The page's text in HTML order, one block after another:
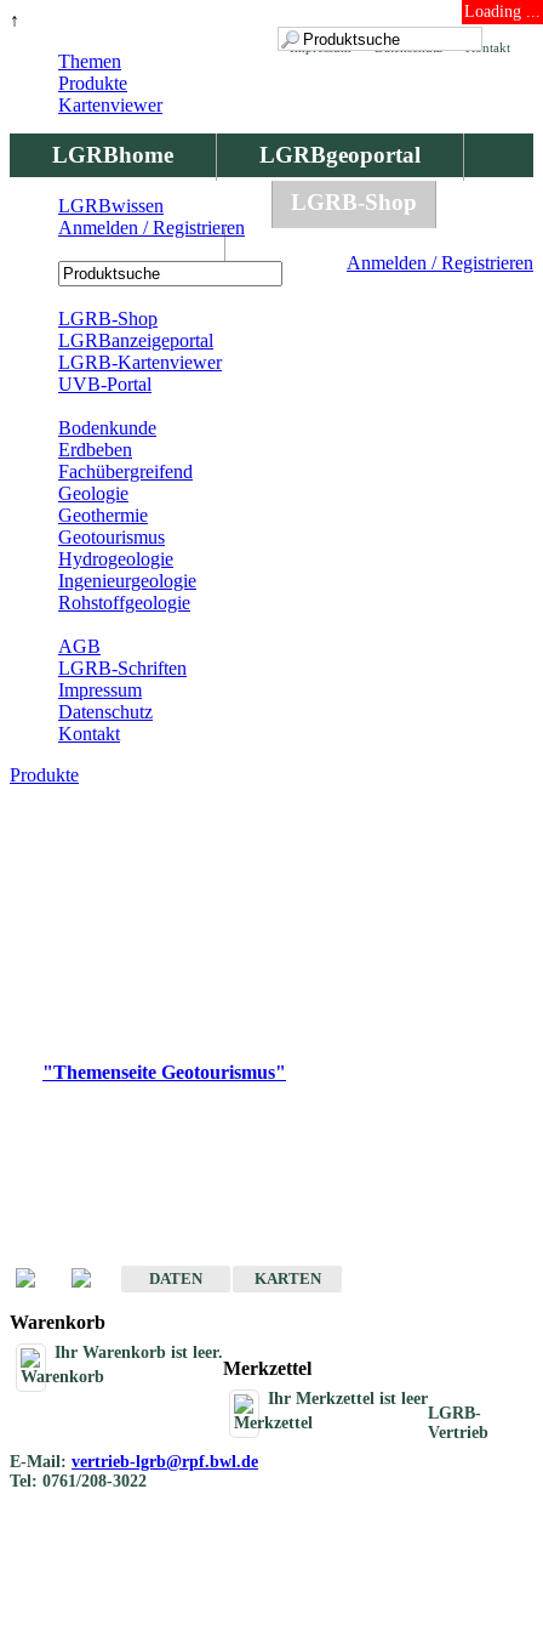
↑ Loading ...
Kontakt
Datenschutz
Impressum
LGRBhome
LGRBgeoportal
LGRBbohrungen
LGRB-Shop
Anmelden / Registrieren
Themen
Produkte
Kartenviewer
LGRBwissen
Anmelden / Registrieren
LGRB-Shop
LGRBanzeigeportal
LGRB-Kartenviewer
UVB-Portal
Bodenkunde
Erdbeben
Fachübergreifend
Geologie
Geothermie
Geotourismus
Hydrogeologie
Ingenieurgeologie
Rohstoffgeologie
AGB
LGRB-Schriften
Impressum
Datenschutz
Kontakt
Produkte
"Themenseite Geotourismus"
DATEN
KARTEN
Warenkorb
Ihr Warenkorb ist leer.
Merkzettel
Ihr Merkzettel ist leer
LGRB-
Vertrieb
E-Mail: vertrieb-lgrb@rpf.bwl.de
Tel: 0761/208-3022